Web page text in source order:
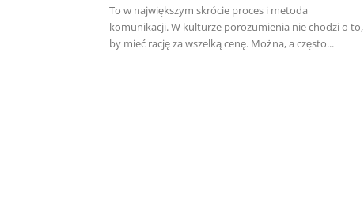
To w największym skrócie proces i metoda
komunikacji. W kulturze porozumienia nie chodzi o to,
by mieć rację za wszelką cenę. Można, a często...